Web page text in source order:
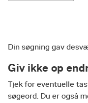
Din søgning gav
Giv ikke op
Tjek for eventuelle
søgeord. Du er også